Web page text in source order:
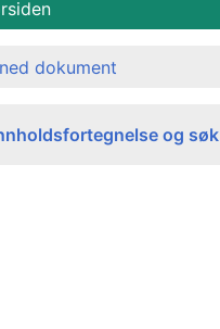
dokument
og søk